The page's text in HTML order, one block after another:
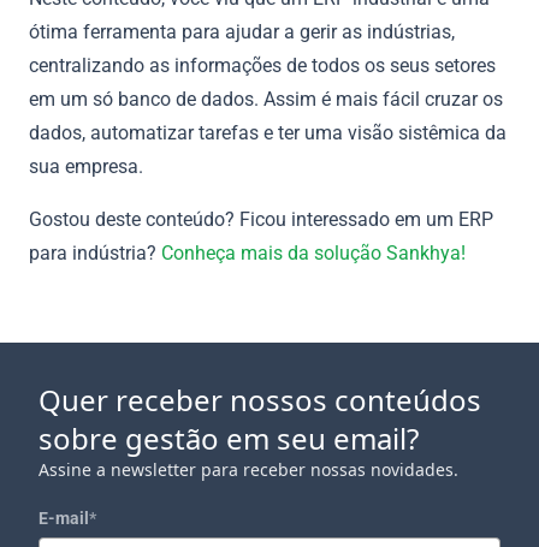
ótima ferramenta para ajudar a gerir as indústrias,
centralizando as informações de todos os seus setores
em um só banco de dados. Assim é mais fácil cruzar os
dados, automatizar tarefas e ter uma visão sistêmica da
sua empresa.
Gostou deste conteúdo? Ficou interessado em um ERP
para indústria? Conheça mais da solução Sankhya!
Quer receber nossos conteúdos
sobre gestão em seu email?
Assine a newsletter para receber nossas novidades.
E-mail *